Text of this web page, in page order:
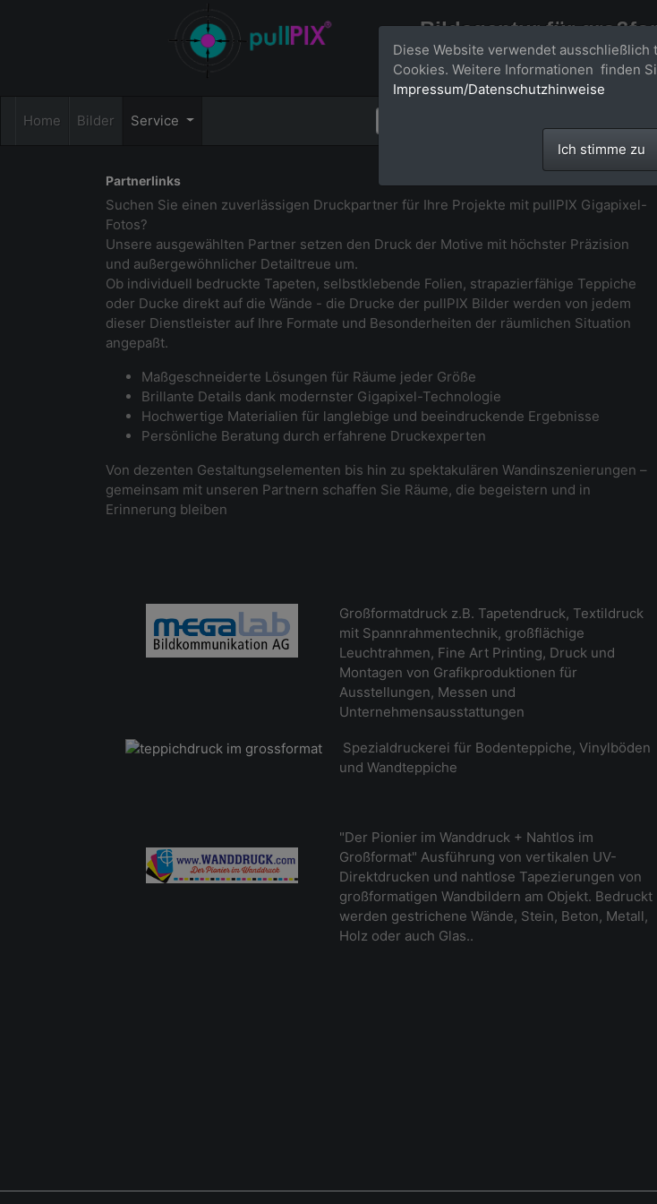
Bildagentur für
Großformatige Bilder - über 100 Meter große
Home Bilder Service
Partnerlinks
Suchen Sie einen zuverlässigen Druckpartner für Ihre Projekte mit pullPIX Gigapixel-
Fotos?
Unsere ausgewählten Partner setzen den Druck der Motive mit höchster Präzision
und außergewöhnlicher Detailtreue um.
Ob individuell bedruckte Tapeten, selbstklebende Folien, strapazierfähige Teppiche
oder Ducke direkt auf die Wände - die Drucke der pullPIX Bilder werden von jedem
dieser Dienstleister auf Ihre Formate und Besonderheiten der räumlichen Situation
angepaßt.
Maßgeschneiderte Lösungen für Räume jeder Größe
Brillante Details dank modernster Gigapixel-Technologie
Hochwertige Materialien für langlebige und beeindruckende Ergebnisse
Persönliche Beratung durch erfahrene Druckexperten
Von dezenten Gestaltungselementen bis hin zu spektakulären Wandinszenierungen –
gemeinsam mit unseren Partnern schaffen Sie Räume, die begeistern und in
Erinnerung bleiben
Großformatdruck z.B. Tapetendruck, Textildruck
mit Spannrahmentechnik, großflächige
Leuchtrahmen, Fine Art Printing, Druck und
Montagen von Grafikproduktionen für
Ausstellungen, Messen und
Unternehmensausstattungen
Spezialdruckerei für Bodenteppiche, Vinylböden
und Wandteppiche
"Der Pionier im Wanddruck + Nahtlos im
Großformat" Ausführung von vertikalen UV-
Direktdrucken und nahtlose Tapezierungen von
großformatigen Wandbildern am Objekt. Bedruckt
werden gestrichene Wände, Stein, Beton, Metall,
Holz oder auch Glas..
Diese Website verwendet ausschließlich
Cookies. Weitere Informationen finden
Impressum/Datenschutzhinweise
Ich stimme zu